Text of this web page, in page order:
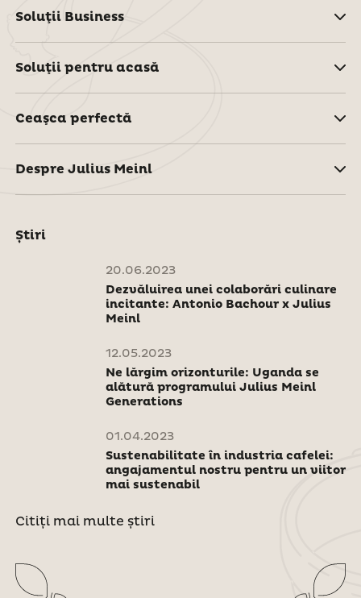
Soluţii Business
Soluţii pentru acasă
Ceaşca perfectă
Despre Julius Meinl
Știri
20.06.2023
Dezvăluirea unei colaborări culinare
incitante: Antonio Bachour x Julius
Meinl
12.05.2023
Ne lărgim orizonturile: Uganda se
alătură programului Julius Meinl
Generations
01.04.2023
Sustenabilitate în industria cafelei:
angajamentul nostru pentru un viitor
mai sustenabil
Citiți mai multe știri